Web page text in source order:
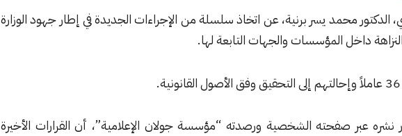
الدكتور محمد يسر برنية، عن اتخاذ سلسلة من الإجراءات الجديدة في إطار جهود الوزارة
داخل المؤسسات والجهات التابعة لها.
نشره عبر صفحته الشخصية ورصدته “مؤسسة جولان الإعلامية”، أن القرارات الأخيرة